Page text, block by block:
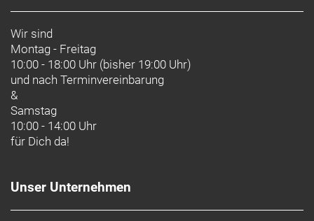
Wir sind
Montag - Freitag
10:00 - 18:00 Uhr (bisher 19:00 Uhr)
und nach Terminvereinbarung
&
Samstag
10:00 - 14:00 Uhr
für Dich da!
Unser Unternehmen